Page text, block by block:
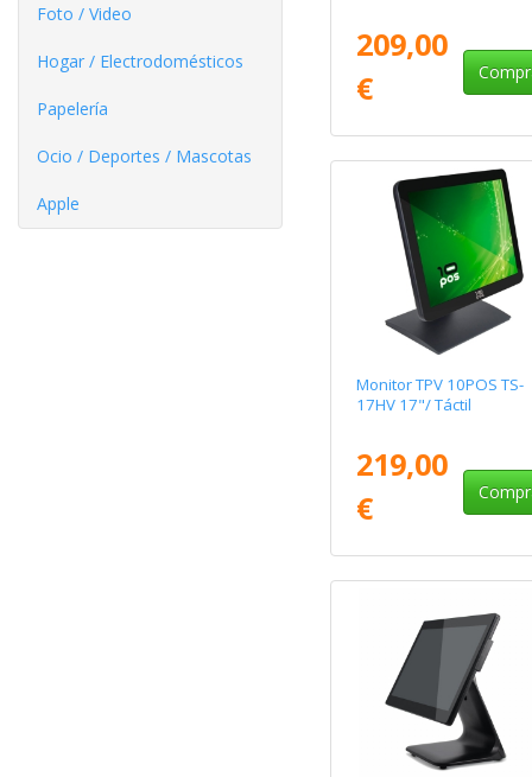
Foto / Video
Hogar / Electrodomésticos
Papelería
Ocio / Deportes / Mascotas
Apple
209,00
€
Monitor TPV 10POS TS-
17HV 17"/ Táctil
219,00
€